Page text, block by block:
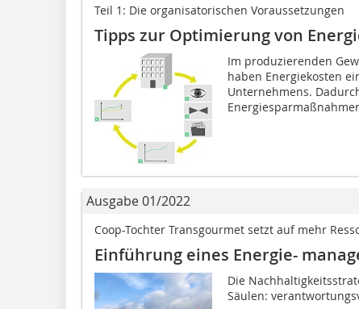
Teil 1: Die organisatorischen Voraussetzungen
Tipps zur Optimierung von
Im produzierenden
haben Energie­kosten
Unternehmens.
Ausgabe 01/2022
Coop-Tochter Transgourmet setzt auf mehr
Einführung eines Energie­­-
Die
Säulen: